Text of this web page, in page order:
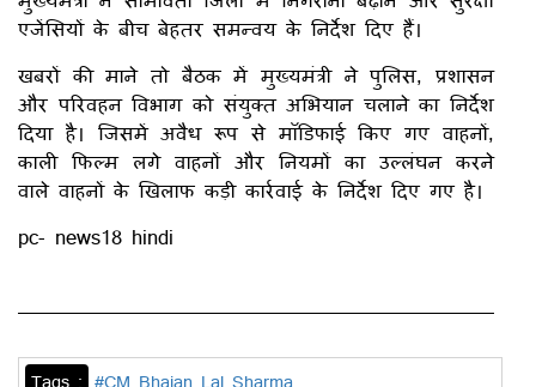
एजेंसियों के बीच बेहतर समन्वय के निर्देश दिए हैं।
खबरों की माने तो बैठक में मुख्यमंत्री ने पुलिस, प्रशासन
और परिवहन विभाग को संयुक्त अभियान चलाने का निर्देश
दिया है। जिसमें अवैध रूप से मॉडिफाई किए गए वाहनों,
काली फिल्म लगे वाहनों और नियमों का उल्लंघन करने
वाले वाहनों के खिलाफ कड़ी कार्रवाई के निर्देश दिए गए है।
pc- news18 hindi
Tags : #CM Bhajan Lal Sharma